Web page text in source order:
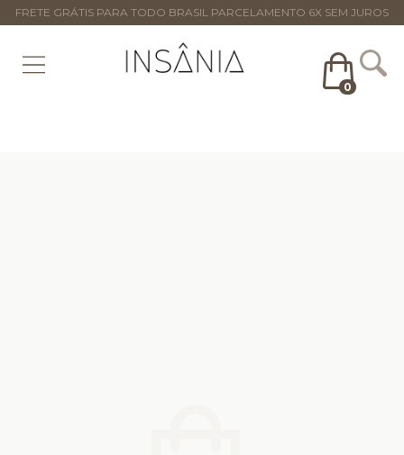
FRETE GRÁTIS PARA TODO BRASIL PARCELAMENTO 6X SEM JUROS
0